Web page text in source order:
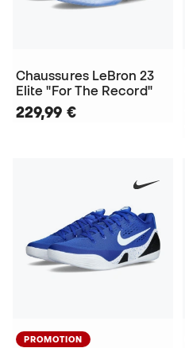
Chaussures LeBron 23
Elite "For The Record"
229,99 €
PROMOTION